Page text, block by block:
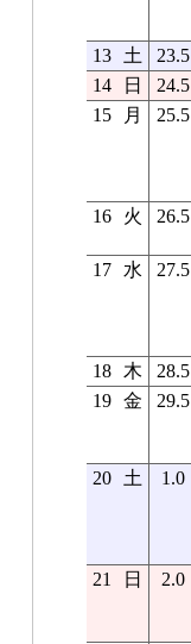
13
土
23.5
14
日
24.5
15
月 25.5
16
火 26.5
17
水 27.5
18
木 28.5
19 金 29.5
20
土 1.0
21
日 2.0